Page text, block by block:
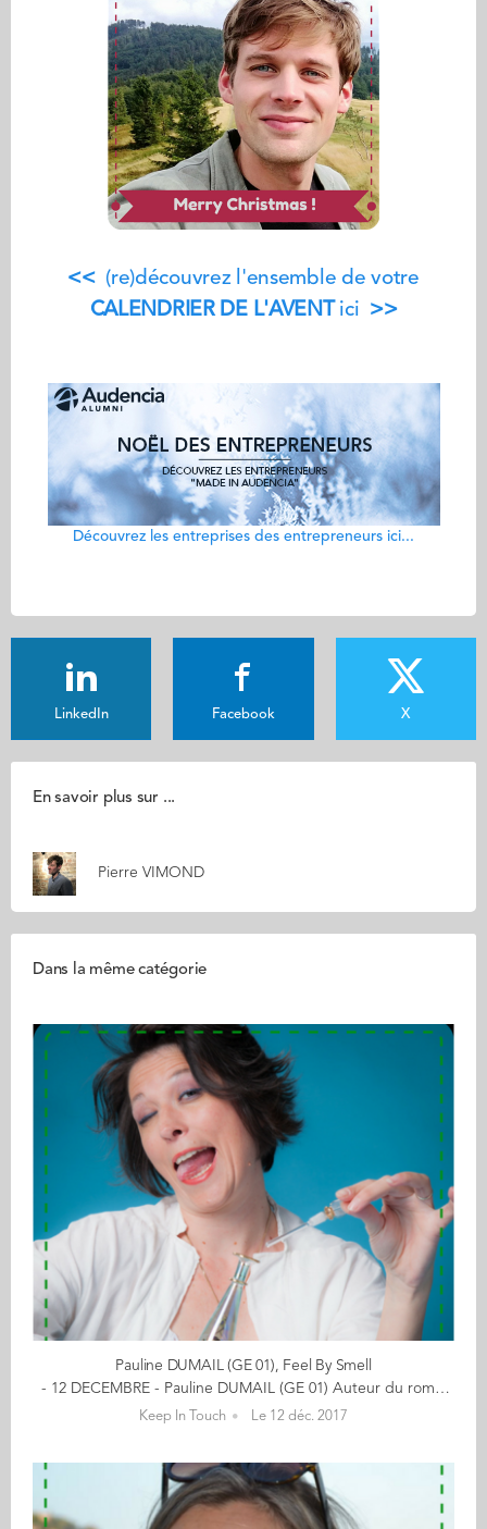
<< (re)découvrez l'ensemble de votre
CALENDRIER DE L'AVENT ici >>
Découvrez les entreprises des entrepreneurs ici...
LinkedIn Facebook X
En savoir plus sur ...
Pierre VIMOND
Dans la même catégorie
Pauline DUMAIL (GE 01), Feel By Smell
- 12 DECEMBRE - Pauline DUMAIL (GE 01) Auteur du roman "La vie est un parfum, respirez-la !" Offrez-vous l'histoire d'une odeur en cliquant ici "Après Audencia et quelques années passées dans des grandes entreprises, je me suis réveillée un matin avec la sensation d'être emprisonnée dans des cases qui ne me ressemblaient pas." Pauline décide alors de prendre sa vie en main. Tout déconstruire pour reconstruire ses propres cases, en écoutant son cœur et son intuition. Elle se met à écrire un roman original, se déroulant de 1980 à 6015, autour de 4 parfums incarnés par 4 personnages. Spécialiste en aromathérapie, olfactologie, parfums, fleurs de Bach, Pauline nous y entraîne dans un voyage initiatique, une sorte de socio-écolo-psycho fiction. Racontez-nous cette reconstruction… Cela n'a pas toujours été facile. Beaucoup de doutes, de moments de galères financières, la sensation à plusieurs reprises d'avancer le pied dans un précipice, et à chaque fois, de découvrir, avec émerveillement, qu'une poutre invisible était là pour m'accueillir, mais qu'elle ne devenait visible qu'à partir du moment où j'avais fait le pas. Depuis combien de temps écrivez-vous ? Depuis que je sais écrire ! Je me souviens d'un cadeau qu'on m'a fait pour mes 8 ans, un journal intime. Puis des cahiers que j'ai remplis, avec toujours la date à chaque billet, et, parfois d'une page à l'autre, des écarts de plusieurs années, en avant, en arrière… parfois j'écrivais moi-même des choses, parfois je notais certains passages de mes lectures qui m'avaient bouleversée. Comment vous est venue l'idée d'écrire un roman ? Il y a une bonne dizaine d'année, c'était un matin de juillet à la chaleur torride… j'ai fait une rencontre dans le métro. Une rencontre très… olfactive. Et j'ai écrit cette rencontre, puis j'ai envoyé le résultat à mes proches. Si j'avais su où tout cela allait me mener… Ce que j'ai écrit à ce moment-là est… la première scène du roman. Quelques années plus tard, alors que j'étais en pleine 'déconstruction", j'ai repris cette page d'écriture, et j'ai commencé à dérouler le fil, à construire une histoire. Mais je n'y connaissais rien en parfums, j'avais besoin de matière. Je me suis donc dirigée vers l'aromathérapie, puis les fleurs de bach, enfin, vers l'olfactologie. Là, j'avais la sensation qu'enfin, je trouvais le lien, je découvrais le pouvoir vibratoire des odeurs. Parfois, c'est l'envie d'écrire qui me faisait prendre certaines directions, et parfois, c'est l'apprentissage et l'expérience qui me donnaient la matière pour écrire. Vous êtes-vous inspirée de personnages, lieux ou faits de la vie réelle pour l'écrire ? Aucun personnage ne correspond totalement à une personne de la réalité, et, la première matière première d'un écrivain étant lui-même, il y a un peu de moi dans chacun. De nombreuses recherches sur différents sujets comme la permaculture, la biodiversité, les plantes à parfums, la place du féminin dans notre monde, les systèmes de pouvoir, les inégalités, l'éducation, le symbolisme, la physique quantique, m'ont amenée à faire de belles rencontres qui ont nourri ma plume. Toutes ces personnes pour lesquelles je ressens une infinie gratitude sont citées à la fin du livre. Que tenez-vous à faire passer dans votre roman ? Ce que je voudrais faire passer en une phrase ? Hum…. la vie est un parfum… respirez-la ! lol. Il y a deux dimensions importantes pour moi qui me tiennent à coeur dans la vie, et que j'espère, je fais passer dans mon roman : 1) la sphère individuelle, la reconnexion à soi. Nous vivons dans une société très mentalisée, et sommes parfois, souvent, coupés de notre corps et de nos émotions. On peut avoir identifier des schémas, des causes de nos mal-êtres, mais si on ne descend pas dans le corps, il n'y aura pas de guérison possible. L'émotionnel et le corps, c'est l'instant présent, et c'est ce qu'il y a de plus difficile et… c'est magnifique. 2) la sphère collective et écologique, et les systèmes dans lesquels nous vivons qui parfois me laissent perplexes dans la déshumanisation et la désertification à laquelle ils aboutissent. Mais étant une incorrigible optimiste, je veux croire en l'être humain et en une prise de conscience collective quant à notre avenir et à notre pérennité, qui dépendent de notre capacité à sortir des égos matérialistes et à co-créer le monde que nous voulons laisser à nos enfants. Avez-vous un rituel d'écriture, un lieu propice à cela ? Pas vraiment de rituel d'écriture, mais deux manières différentes de procéder : - la manière rationnelle, qui vient faire la synthèse de mes recherches et connaissances, et qui nécessite d'abord une digestion, puis un environnement calme où les mots prennent forme dans un raisonnement construit. - la manière émotionnelle, en mode "feu d'artifice", où les mots jaillissent, quelque soit l'endroit et l'environnement. Quand c'est là, j'arrête tout, je me mets derrière mon écran, il peut y avoir un brouhaha monumental autour de moi, cela ne change rien. je tape frénétiquement sur mon clavier, un sourire béat sur les lèvres, et rien ne peut me stopper. c'est un peu comme si la fée clochette était au dessus de mon épaule et me balançait de sa poudre magique. Ce sont des moments de grâce. Dans tous les cas, ce ne sont pas des moments qui se programment. Avez-vous l'intention d'écrire d'autres romans ? Ouiiiiii. Je suis fascinée et me sens appelée par les civilisations mayas aztèques et incas. Si des personnes passionnées et aguerries sur ces sujets lisent ces lignes, j'aimerais beaucoup qu'elles se manifestent ! << (re)découvrez l'ensemble de votre CALENDRIER DE L'AVENT ici >> Découvrez les entreprises des entrepreneurs ici...
Keep In Touch Le 12 déc. 2017